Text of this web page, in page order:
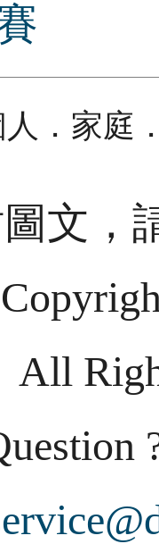
．家庭
文，
All